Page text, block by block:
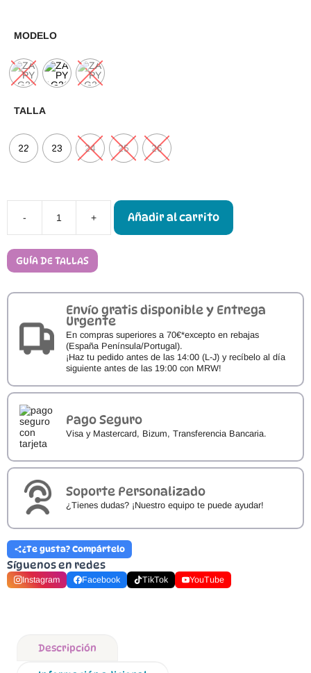
MODELO
TALLA
22 23 24 25 26
-
Sandalias
Respetuosas
+ Añadir al carrito
GUÍA DE TALLAS
Envío gratis disponible y Entrega
Urgente
En compras superiores a 70€*excepto en rebajas
(España Península/Portugal).
¡Haz tu pedido antes de las 14:00 (L-J) y recíbelo al día
siguiente antes de las 19:00 con MRW!
Pago Seguro
Visa y Mastercard, Bizum, Transferencia Bancaria.
Soporte Personalizado
¿Tienes dudas? ¡Nuestro equipo te puede ayudar!
¿Te gusta? Compártelo
Síguenos en redes
Instagram Facebook TikTok YouTube
Descripción